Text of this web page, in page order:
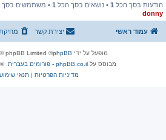
הודעות בסך הכל 1 • נושאים בסך הכל 1 • משתמשים בסך
donny
עמוד ראשי יצירת קשר
מופעל על ידי phpBB
® Forum Software © phpBB Limited
מבוסס על phpBB.co.il - פורומים בעברית
. © 2017 - phpBB.co.il.
מדיניות הפרטיות |תנאי